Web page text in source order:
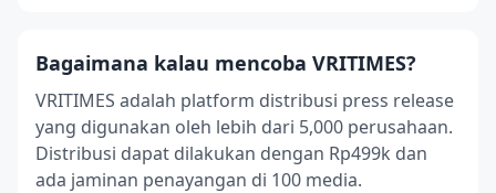
Bagaimana kalau mencoba VRITIMES?
VRITIMES adalah platform distribusi press release
yang digunakan oleh lebih dari 5,000 perusahaan.
Distribusi dapat dilakukan dengan Rp499k dan
ada jaminan penayangan di 100 media.